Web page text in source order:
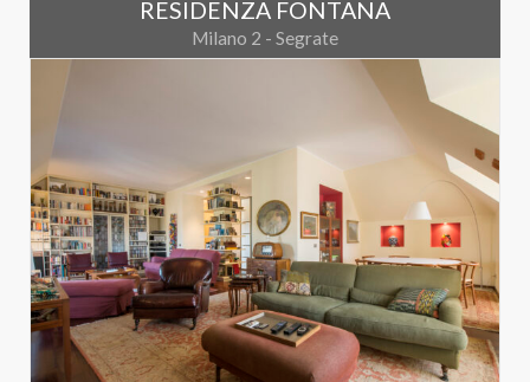
RESIDENZA FONTANA
Milano 2 - Segrate